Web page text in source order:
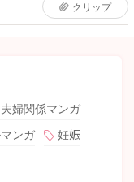
クリップ
夫婦関係マンガ
ンガ
妊娠